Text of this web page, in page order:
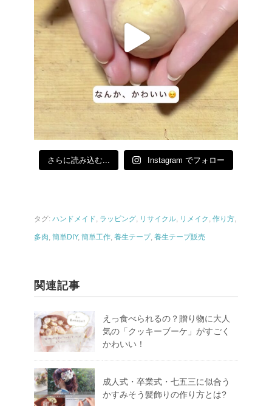
さらに読み込む... Instagram でフォロー
タグ: ハンドメイド, ラッピング, リサイクル, リメイク , 作り方,
多肉, 簡単DIY, 簡単工作, 養生テープ, 養生テープ販売
関連記事
えっ食べられるの？贈り物に大人
気の「クッキーブーケ」がすごく
かわいい！
成人式・卒業式・七五三に似合う
かすみそう髪飾りの作り方とは?